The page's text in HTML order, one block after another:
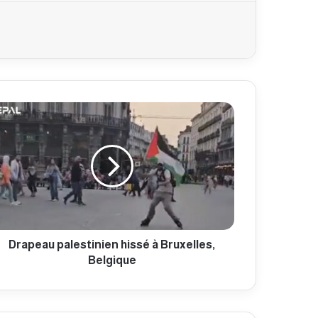
Drapeau palestinien hissé à Bruxelles,
Belgique